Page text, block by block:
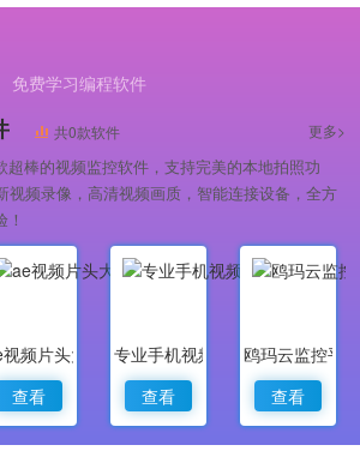
免费学习编程软件
共0款软件 更多>
超棒的视频监控软件，支持完美的本地拍照功
视频录像，高清视频画质，智能连接设备，全方
频片头大师
查看
专业手机视频监控
查看
鸥玛云监控平
查看